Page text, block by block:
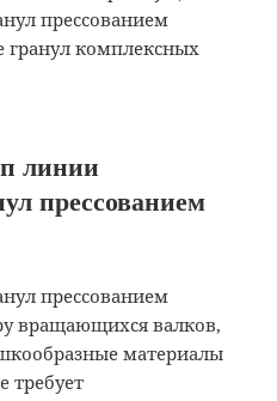
прессованием
гранул комплексных
линии
прессованием
прессованием
вращающихся валков,
материалы
требует